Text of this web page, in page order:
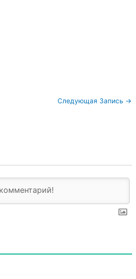
Следующая Запись →